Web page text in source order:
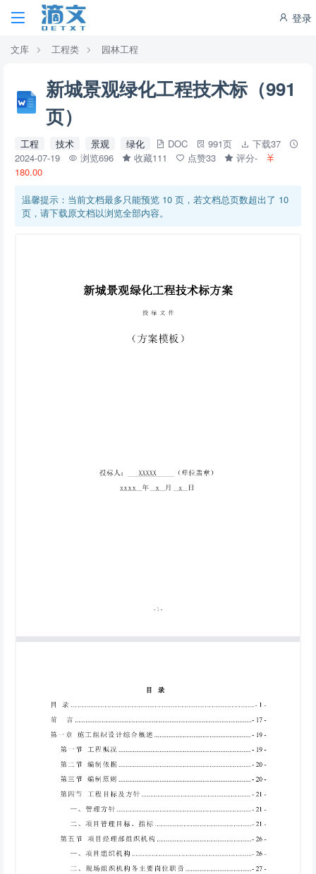
登录
文库 工程类 园林工程
新城景观绿化工程技术标（991
页）
工程 技术 景观 绿化 DOC 991页
下载37
2024-07-19
浏览696 收藏111 点赞33
评分-
180.00
温馨提示：当前文档最多只能预览 10 页，若文档总页数超出了 10
页，请下载原文档以浏览全部内容。